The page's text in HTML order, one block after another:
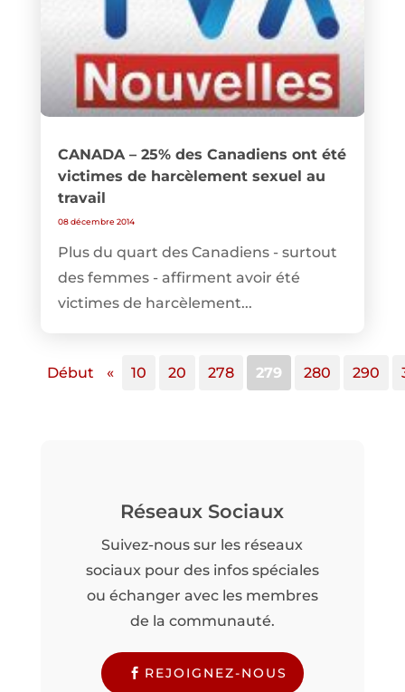
CANADA – 25% des Canadiens ont été
victimes de harcèlement sexuel au
travail
08 décembre 2014
Plus du quart des Canadiens - surtout
des femmes - affirment avoir été
victimes de harcèlement...
Début « 10 20 278 279 280 290
Réseaux Sociaux
Suivez-nous sur les réseaux
sociaux pour des infos spéciales
ou échanger avec les membres
de la communauté.
REJOIGNEZ-NOUS